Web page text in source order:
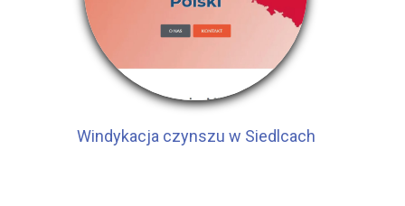
Windykacja czynszu w Siedlcach